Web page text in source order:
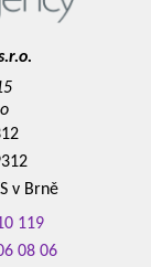
v Brně
119
08 06